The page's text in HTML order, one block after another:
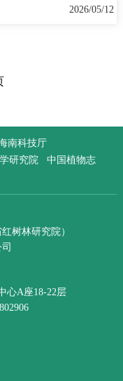
2026/05/12
南科技厅
研究院
中国植物志
树林研究院）
心A座18-22层